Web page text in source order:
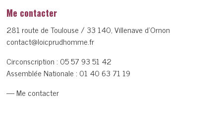
Me contacter
281 route de Toulouse / 33 140, Villenave d’Ornon
contact@loicprudhomme.fr
Circonscription : 05 57 93 51 42
Assemblée Nationale : 01 40 63 71 19
— Me contacter